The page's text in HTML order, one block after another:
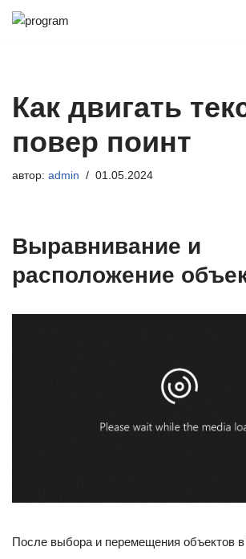
Как двигать
повер поинт
автор: admin 01.05.2024
Выравнивание и
расположение
После выбора и перемещения объектов